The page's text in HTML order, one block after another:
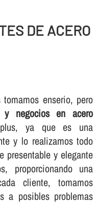
DE ACERO
enserio, pero
y negocios en acero
ya que es una
y lo realizamos todo
presentable y elegante
proporcionando una
cliente, tomamos
a posibles problemas